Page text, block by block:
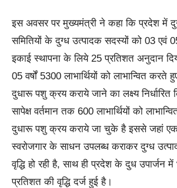
इस अवसर पर मुख्यमंत्री ने कहा कि प्रदेश में
समितियों के दुग्ध उत्पादक सदस्यों को 03 एवं
इकाई स्थापना के लिये 25 प्रतिशत अनुदान
05 वर्षों 5300 लाभार्थियों को लाभान्वित
दुधारू पशु क्रय कराये जाने का लक्ष्य
सापेक्ष वर्तमान तक 600 लाभार्थियों को
दुधारू पशु क्रय कराये जा चुके है इससे जहां एक
स्वरोजगार के साधन उपलब्ध कराकर दुग्ध
वृद्धि हो रही है, साथ ही प्रदेश के दुध उपार्जन
प्रतिशत की वृद्धि दर्ज हुई है।